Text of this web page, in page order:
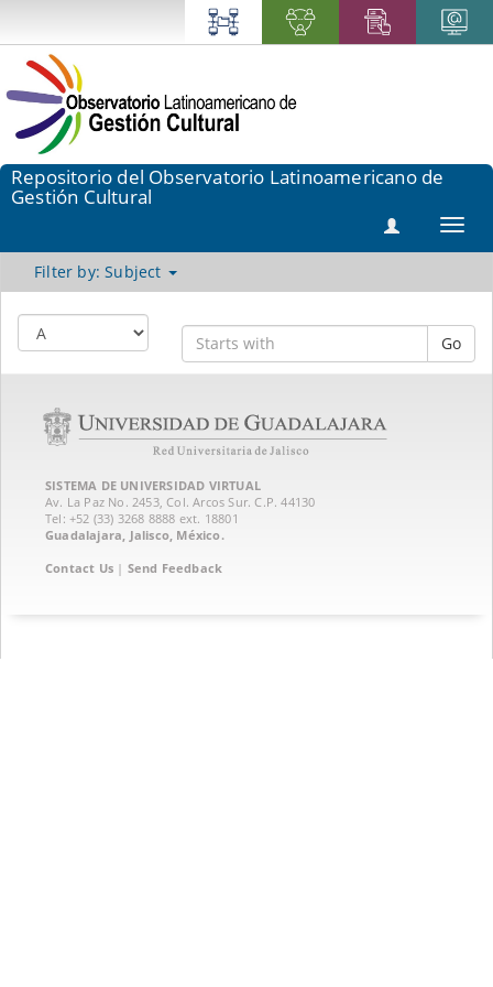
Repositorio del Observatorio Latinoamericano de
Gestión Cultural
Filter by: Subject
Go
SISTEMA DE UNIVERSIDAD VIRTUAL
Av. La Paz No. 2453, Col. Arcos Sur. C.P. 44130
Tel: +52 (33) 3268 8888‏ ext. 18801
Guadalajara, Jalisco, México.
Contact Us | Send Feedback